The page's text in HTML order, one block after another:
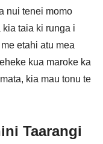
nui tenei momo
taia ki runga i
etahi atu mea
kua maroke ka
kia mau tonu te
Taarangi